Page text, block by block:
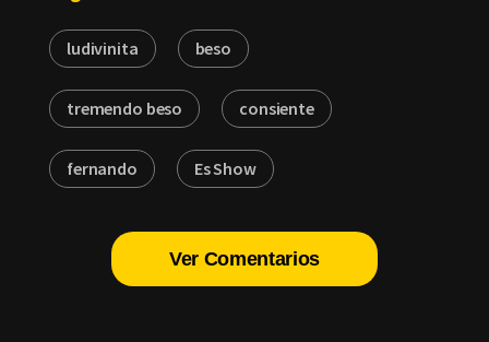
ludivinita beso
tremendo beso consiente
fernando Es Show
Ver Comentarios